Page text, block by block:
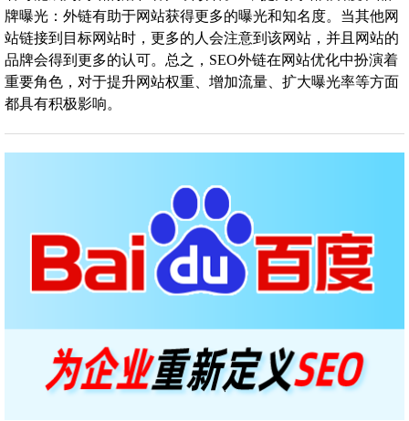
牌曝光：外链有助于网站获得更多的曝光和知名度。当其他网
站链接到目标网站时，更多的人会注意到该网站，并且网站的
品牌会得到更多的认可。总之，SEO外链在网站优化中扮演着
重要角色，对于提升网站权重、增加流量、扩大曝光率等方面
都具有积极影响。